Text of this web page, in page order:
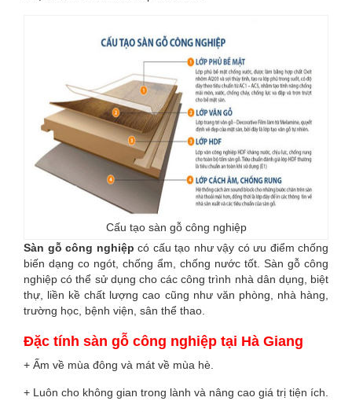
Cấu tạo sàn gỗ công nghiệp
Sàn gỗ công nghiệp có cấu tạo như vậy có ưu điểm chống
biến dạng co ngót, chống ẩm, chống nước tốt. Sàn gỗ công
nghiệp có thể sử dụng cho các công trình nhà dân dụng, biệt
thự, liền kề chất lượng cao cũng như văn phòng, nhà hàng,
trường học, bệnh viện, sân thể thao.
Đặc tính sàn gỗ công nghiệp tại Hà Giang
+ Ấm về mùa đông và mát về mùa hè.
+ Luôn cho không gian trong lành và nâng cao giá trị tiện ích.